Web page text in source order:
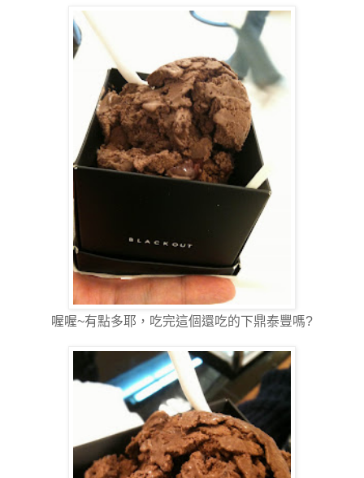
喔喔~有點多耶，吃完這個還吃的下鼎泰豐嗎?